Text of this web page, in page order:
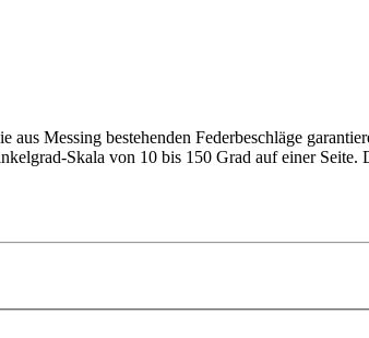
Messing bestehenden Federbeschläge
Skala von 10 bis 150 Grad auf einer